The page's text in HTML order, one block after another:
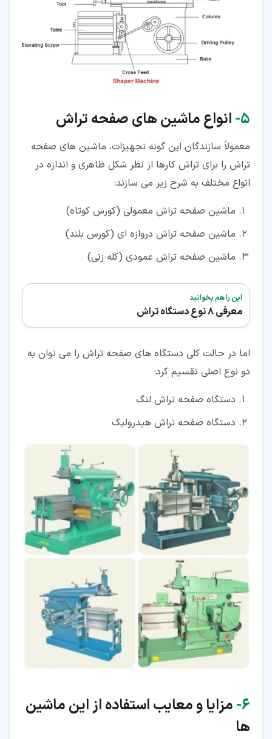
۵‏- انواع ماشین های صفحه تراش
معمولاً سازندگان این گونه تجهیزات، ماشین های صفحه
تراش را برای تراش کارها از نظر شکل ظاهری و اندازه در
انواع مختلف به شرح زیر می سازند:
ماشین صفحه تراش معمولی (کورس کوتاه)
ماشین صفحه تراش دروازه ای (کورس بلند)
ماشین صفحه تراش عمودی (کله زنی)
این را هم بخوانید
معرفی 8 نوع دستگاه تراش
اما در حالت کلی دستگاه های صفحه تراش را می توان به
دو نوع اصلی تقسیم کرد:
دستگاه صفحه تراش لنگ
دستگاه صفحه تراش هیدرولیک
۶‏- مزایا و معایب استفاده از این ماشین
ها